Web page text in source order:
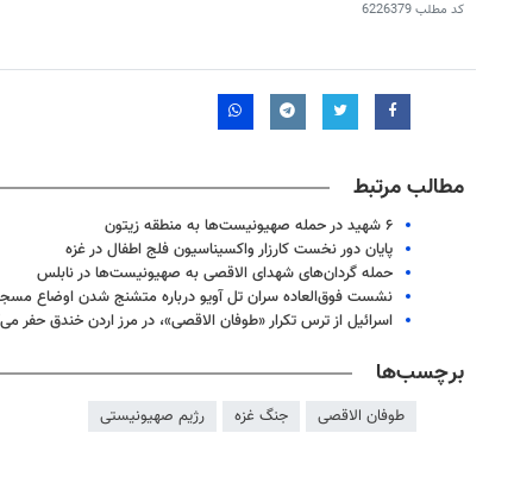
کد مطلب6226379
مطالب مرتبط
۶ شهید در حمله صهیونیست‌ها به منطقه زیتون
پایان دور نخست کارزار واکسیناسیون فلج اطفال در غزه
حمله گردان‌های شهدای الاقصی به صهیونیست‌ها در نابلس
نشست فوق‌العاده سران تل آویو درباره متشنج شدن اوضاع
اسرائیل از ترس تکرار «طوفان الاقصی»، در مرز اردن خندق حفر
برچسب‌ها
طوفان الاقصی جنگ غزه رژیم صهیونیستی